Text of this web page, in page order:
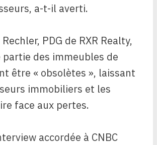
a-t-il averti.
PDG de RXR Realty,
partie des immeubles de
être « obsolètes », laissant
immobiliers et les
face aux pertes.
accordée à CNBC